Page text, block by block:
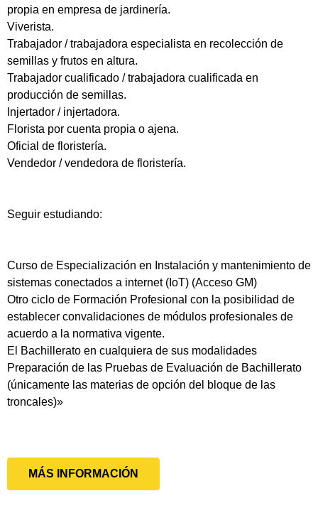
propia en empresa de jardinería.
Viverista.
Trabajador / trabajadora especialista en recolección de
semillas y frutos en altura.
Trabajador cualificado / trabajadora cualificada en
producción de semillas.
Injertador / injertadora.
Florista por cuenta propia o ajena.
Oficial de floristería.
Vendedor / vendedora de floristería.
Seguir estudiando:
Curso de Especialización en Instalación y mantenimiento de
sistemas conectados a internet (IoT) (Acceso GM)
Otro ciclo de Formación Profesional con la posibilidad de
establecer convalidaciones de módulos profesionales de
acuerdo a la normativa vigente.
El Bachillerato en cualquiera de sus modalidades
Preparación de las Pruebas de Evaluación de Bachillerato
(únicamente las materias de opción del bloque de las
troncales)»
MÁS INFORMACIÓN